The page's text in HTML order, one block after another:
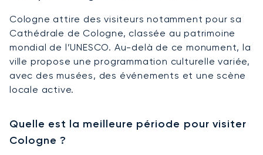
Cologne attire des visiteurs notamment pour sa
Cathédrale de Cologne, classée au patrimoine
mondial de l’UNESCO. Au-delà de ce monument, la
ville propose une programmation culturelle variée,
avec des musées, des événements et une scène
locale active.
Quelle est la meilleure période pour visiter
Cologne ?